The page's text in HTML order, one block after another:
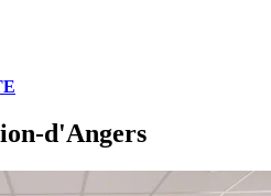
d'Angers